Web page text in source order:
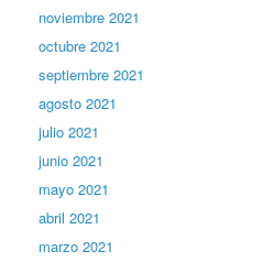
noviembre 2021
octubre 2021
septiembre 2021
agosto 2021
julio 2021
junio 2021
mayo 2021
abril 2021
marzo 2021